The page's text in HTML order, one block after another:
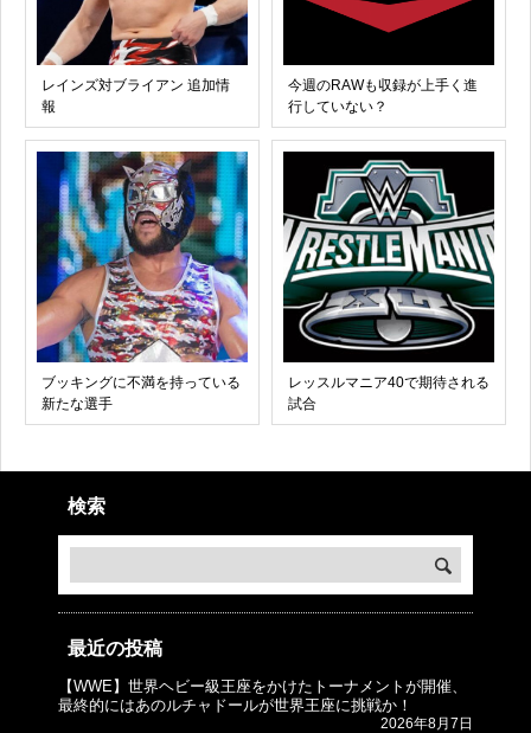
レインズ対ブライアン 追加情
報
今週のRAWも収録が上手く進
行していない？
ブッキングに不満を持っている
新たな選手
レッスルマニア40で期待される
試合
検索
最近の投稿
【WWE】世界ヘビー級王座をかけたトーナメントが開催、
最終的にはあのルチャドールが世界王座に挑戦か！
2026年8月7日
© プロレスJunkie ～WWEの最新情報 USA～